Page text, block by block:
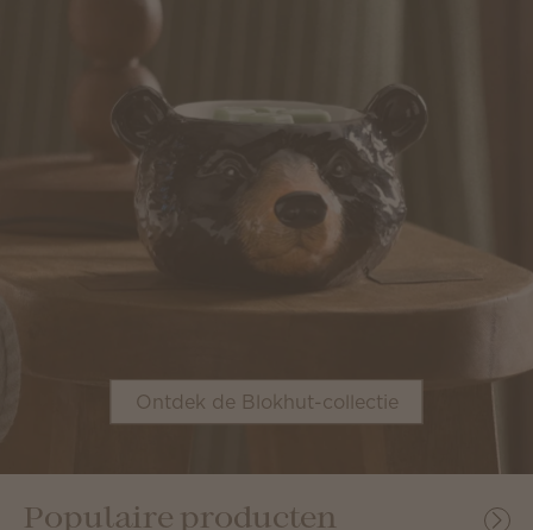
Ontdek de Blokhut-collectie
Populaire producten